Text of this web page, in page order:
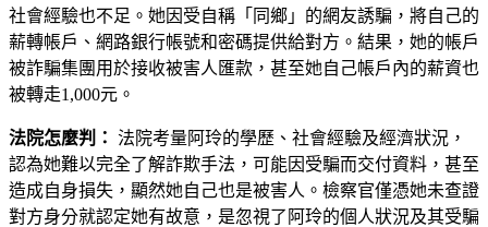
社會經驗也不足。她因受自稱「同鄉」的網友誘騙，將自己的
薪轉帳戶、網路銀行帳號和密碼提供給對方。結果，她的帳戶
被詐騙集團用於接收被害人匯款，甚至她自己帳戶內的薪資也
被轉走1,000元。
法院怎麼判： 法院考量阿玲的學歷、社會經驗及經濟狀況，
認為她難以完全了解詐欺手法，可能因受騙而交付資料，甚至
造成自身損失，顯然她自己也是被害人。檢察官僅憑她未查證
對方身分就認定她有故意，是忽視了阿玲的個人狀況及其受騙